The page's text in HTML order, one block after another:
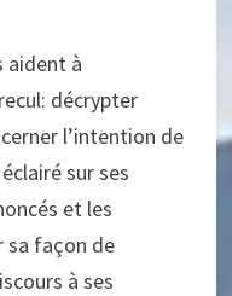
aident à
décrypter
l’intention de
sur ses
et les
sa façon de
à ses